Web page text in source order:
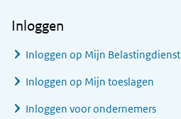
Inloggen
Inloggen op Mijn Belastingdienst
Inloggen op Mijn toeslagen
Inloggen voor ondernemers